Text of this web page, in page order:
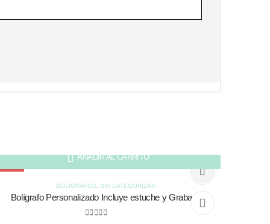
AÑADIR AL CARRITO
BOLÍGRAFOS,SIN CATEGORIZAR
Bolígrafo Personalizado Incluye estuche y Grabado